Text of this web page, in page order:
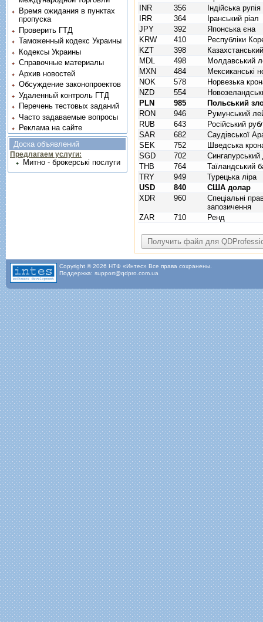
INR
356
Індійська рупія
IRR
364
Іранський ріал
JPY
392
Японська єна
KRW
410
Республіки
KZT
398
MDL
498
Молдавський
MXN
484
Мексиканські
NOK
578
Норвезька
NZD
554
PLN
985
Польський
RON
946
Румунський
RUB
643
Російський
SAR
682
Саудівської
SEK
752
Шведська
SGD
702
THB
764
Таїландський
TRY
949
Турецька ліра
USD
840
США долар
XDR
960
Спецiальнi
запозичення
ZAR
710 Ренд
Время ожидания в пунктах
пропуска
Проверить ГТД
Таможенный кодекс Украины
Кодексы Украины
Справочные материалы
Архив новостей
Обсуждение законопроектов
Удаленный контроль ГТД
Перечень тестовых заданий
Часто задаваемые вопросы
Реклама на сайте
Доска объявлений
Предлагаем услуги:
Митно - брокерські послуги
Copyright © 2026 НТФ «Интес» Все права сохранены.
Поддержка: support@qdpro.com.ua